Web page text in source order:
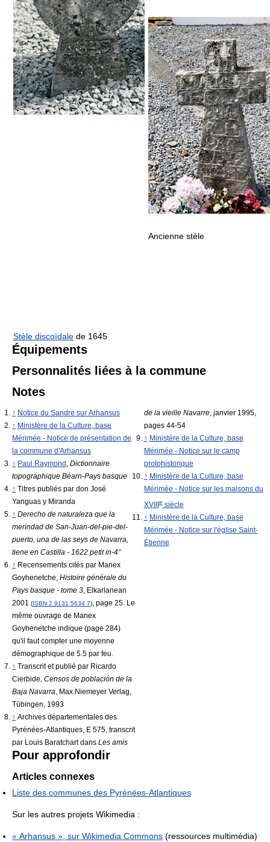
Stèle discoïdale de 1645
Ancienne stèle
Équipements
Personnalités liées à la commune
Notes
↑ Notice du Sandre sur Arhansus
↑ Ministère de la Culture, base
Mérimée - Notice de présentation de
la commune d'Arhansus
↑ Paul Raymond , Dictionnaire
topographique Béarn-Pays basque
↑ Titres publiés par don José
Yanguas y Miranda
↑ Derecho de naturaleza que la
merindad de San-Juan-del-pie-del-
puerto, una de las seys de Navarra,
tiene en Castilla - 1622 petit in-4°
↑ Recensements cités par Manex
Goyhenetche, Histoire générale du
Pays basque - tome 3, Elkarlanean
2001 (ISBN 2 9131 5634 7), page 25. Le
même ouvrage de Manex
Goyhenetche indique (page 284)
qu'il faut compter une moyenne
démographique de 5.5 par feu.
↑ Transcrit et publié par Ricardo
Cierbide, Censos de población de la
Baja Navarra, Max Niemeyer Verlag,
Tübingen, 1993
↑ Archives départementales des
Pyrénées-Atlantiques, E 575, transcrit
par Louis Baratchart dans Les amis
de la vieille Navarre, janvier 1995,
pages 44-54
↑ Ministère de la Culture, base
Mérimée - Notice sur le camp
protohistorique
↑ Ministère de la Culture, base
Mérimée - Notice sur les maisons du
XVIIIesiècle
↑ Ministère de la Culture, base
Mérimée - Notice sur l'église Saint-
Étienne
Pour approfondir
Articles connexes
Liste des communes des Pyrénées-Atlantiques
Sur les autres projets Wikimedia :
« Arhansus », sur Wikimedia Commons (ressources multimédia)